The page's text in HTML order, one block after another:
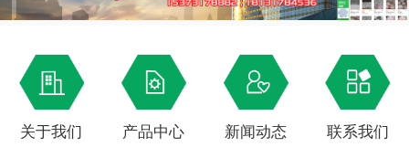
关于我们 产品中心 新闻动态 联系我们